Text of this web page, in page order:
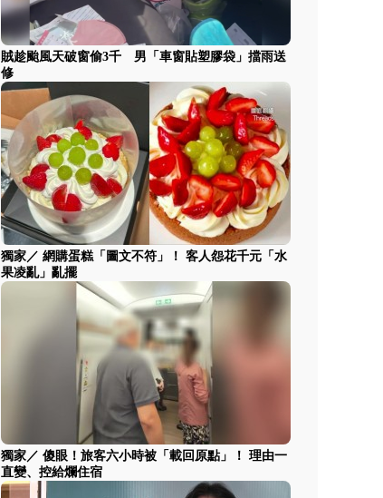
賊趁颱風天破窗偷3千 男「車窗貼塑膠袋」擋雨送
修
獨家／ 網購蛋糕「圖文不符」！ 客人怨花千元「水
果凌亂」亂擺
獨家／ 傻眼！旅客六小時被「載回原點」！ 理由一
直變、控給爛住宿